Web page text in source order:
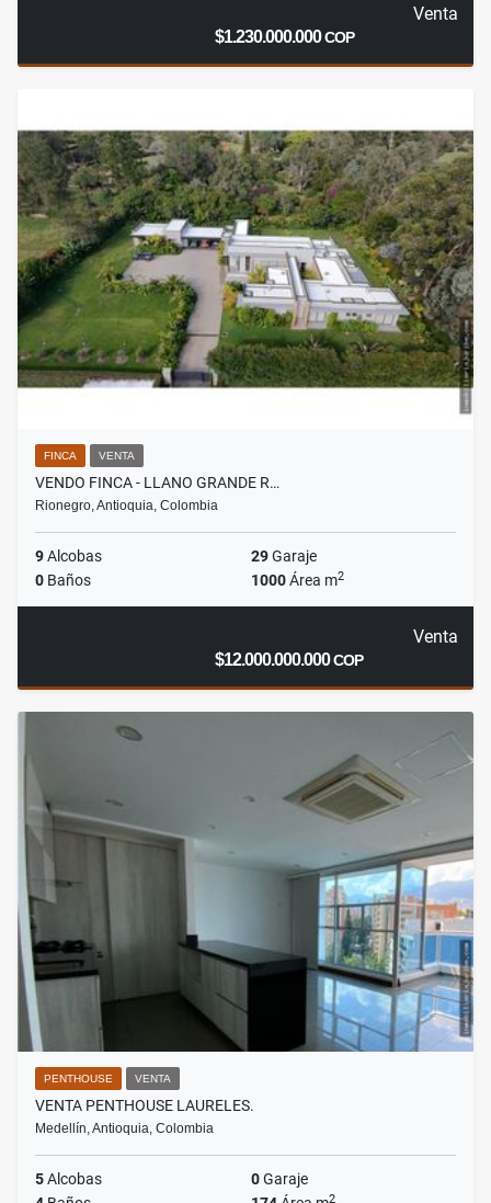
Venta
$1.230.000.000COP
FINCA VENTA
VENDO FINCA - LLANO GRANDE R…
Rionegro, Antioquia, Colombia
9Alcobas 29Garaje
0 Baños 1000Área m2
Venta
$12.000.000.000COP
PENTHOUSE VENTA
VENTA PENTHOUSE LAURELES.
Medellín, Antioquia, Colombia
5Alcobas 0Garaje
2